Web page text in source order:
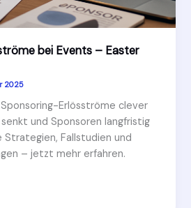
bei Events – Easter
2025
Erlösströme clever
und Sponsoren langfristig
Strategien, Fallstudien und
– jetzt mehr erfahren.